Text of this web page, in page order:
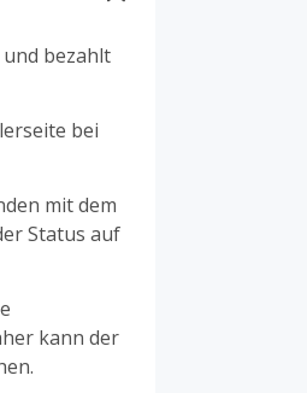
bezahlt
bei
mit dem
Status auf
kann der